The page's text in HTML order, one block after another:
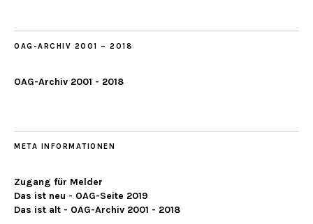
OAG-ARCHIV 2001 – 2018
OAG-Archiv 2001 - 2018
META INFORMATIONEN
Zugang für Melder
Das ist neu - OAG-Seite 2019
Das ist alt - OAG-Archiv 2001 - 2018